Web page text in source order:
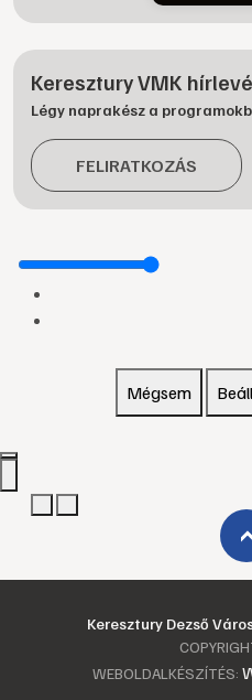
Keresztury VMK
Légy naprakész a
FELIRATKOZÁS
Mégsem
Keresztury Dezső
WEBOLDALKÉSZÍTÉS: